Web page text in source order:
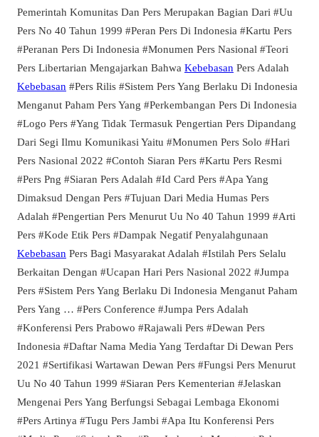
Pemerintah Komunitas Dan Pers Merupakan Bagian Dari #Uu
Pers No 40 Tahun 1999 #Peran Pers Di Indonesia #Kartu Pers
#Peranan Pers Di Indonesia #Monumen Pers Nasional #Teori
Pers Libertarian Mengajarkan Bahwa Kebebasan Pers Adalah
Kebebasan #Pers Rilis #Sistem Pers Yang Berlaku Di Indonesia
Menganut Paham Pers Yang #Perkembangan Pers Di Indonesia
#Logo Pers #Yang Tidak Termasuk Pengertian Pers Dipandang
Dari Segi Ilmu Komunikasi Yaitu #Monumen Pers Solo #Hari
Pers Nasional 2022 #Contoh Siaran Pers #Kartu Pers Resmi
#Pers Png #Siaran Pers Adalah #Id Card Pers #Apa Yang
Dimaksud Dengan Pers #Tujuan Dari Media Humas Pers
Adalah #Pengertian Pers Menurut Uu No 40 Tahun 1999 #Arti
Pers #Kode Etik Pers #Dampak Negatif Penyalahgunaan
Kebebasan Pers Bagi Masyarakat Adalah #Istilah Pers Selalu
Berkaitan Dengan #Ucapan Hari Pers Nasional 2022 #Jumpa
Pers #Sistem Pers Yang Berlaku Di Indonesia Menganut Paham
Pers Yang … #Pers Conference #Jumpa Pers Adalah
#Konferensi Pers Prabowo #Rajawali Pers #Dewan Pers
Indonesia #Daftar Nama Media Yang Terdaftar Di Dewan Pers
2021 #Sertifikasi Wartawan Dewan Pers #Fungsi Pers Menurut
Uu No 40 Tahun 1999 #Siaran Pers Kementerian #Jelaskan
Mengenai Pers Yang Berfungsi Sebagai Lembaga Ekonomi
#Pers Artinya #Tugu Pers Jambi #Apa Itu Konferensi Pers